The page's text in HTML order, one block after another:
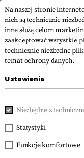
Walther
Ceramic Knife
Sharpener
Na naszej stronie
nich są technicznie
inne służą celom
zaakceptować wszystkie
technicznie niezbędne
temat ochrony danych.
Ustawienia
Niezbędne z
Statystyki
Funkcje komfortowe